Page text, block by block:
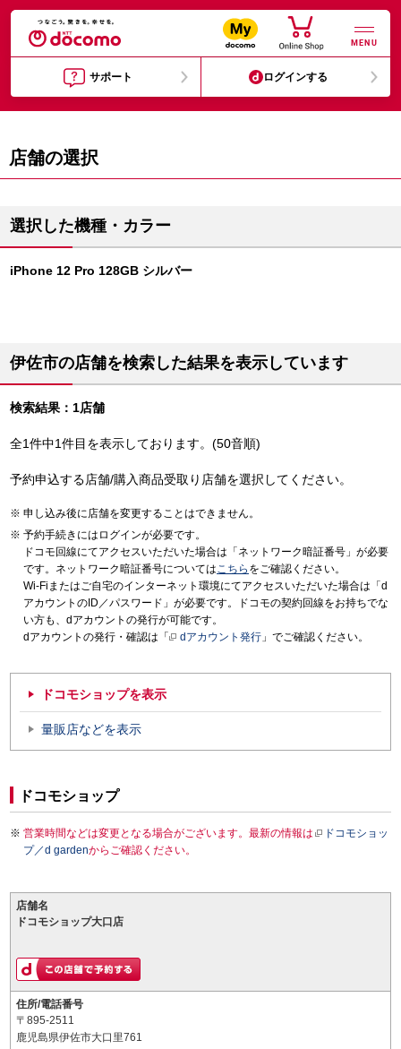
MENU
サポート ログインする
店舗の選択
選択した機種・カラー
iPhone 12 Pro 128GB シルバー
伊佐市の店舗を検索した結果を表示しています
検索結果：1店舗
全1件中1件目を表示しております。(50音順)
予約申込する店舗/購入商品受取り店舗を選択してください。
申し込み後に店舗を変更することはできません。
予約手続きにはログインが必要です。
ドコモ回線にてアクセスいただいた場合は「ネットワーク暗証番号」が必要
です。ネットワーク暗証番号についてはこちら をご確認ください。
Wi-Fiまたはご自宅のインターネット環境にてアクセスいただいた場合は「d
アカウントのID／パスワード」が必要です。ドコモの契約回線をお持ちでな
い方も、dアカウントの発行が可能です。
dアカウントの発行・確認は「
dアカウント発行 」でご確認ください。
ドコモショップを表示
量販店などを表示
ドコモショップ
営業時間などは変更となる場合がございます。最新の情報は
ドコモショッ
プ／d gardenからご確認ください。
店舗名
ドコモショップ大口店
住所/電話番号
〒895-2511
鹿児島県伊佐市大口里761